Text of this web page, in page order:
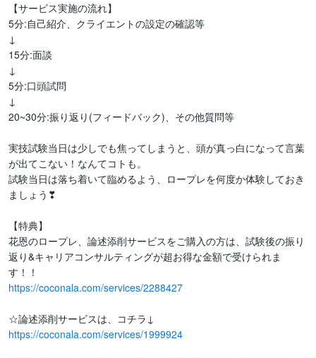
【サービス実施の流れ】
5分:自己紹介、クライエントの設定の確認等
↓
15分:面談
↓
5分:口頭試問
↓
20~30分:振り返り(フィードバック)、その他質問等
実技試験当日は少しでも焦ってしまうと、頭が真っ白になって言葉
が出てこない！なんてコトも。
試験当日は落ち着いて臨めるよう、ロープレを何度か体験しておき
ましょう❣
【特典】
花恩のロープレ、論述添削サービスをご購入の方は、試験後の振り
返り&キャリアコンサルティングが超お得な金額で受けられま
https://coconala.com/services/2288427
https://coconala.com/services/1999924